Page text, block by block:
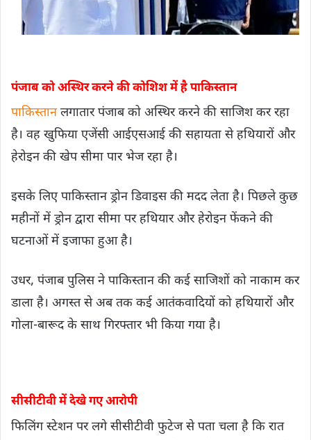
पंजाब को अस्थिर करने की कोशिश में है पाकिस्तान
पाकिस्तानलगातार पंजाब को अस्थिर करने की साजिश कर रहा
है। वह खुफिया एजेंसी आईएसआई की सहायता से हथियारों और
हेरोइन की खेप सीमा पार भेज रहा है।
इसके लिए पाकिस्तान ड्रोन डिवाइस की मदद लेता है। पिछले कुछ
महीनों में ड्रोन द्वारा सीमा पर हथियार और हेरोइन फेंकने की
घटनाओं में इजाफा हुआ है।
उधर, पंजाब पुलिस ने पाकिस्तान की कई साजिशों को नाकाम कर
डाला है। अगस्त से अब तक कई आतंकवादियों को हथियारों और
गोला-बारूद के साथ गिरफ्तार भी किया गया है।
सीसीटीवी में देखे गए आरोपी
फिलिंग स्टेशन पर लगे सीसीटीवी फुटेज से पता चला है कि रात